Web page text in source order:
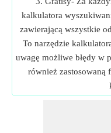
kalkulatora
zawierającą wszystkie
To narzędzie
uwagę możliwe błędy w
również zastosowaną